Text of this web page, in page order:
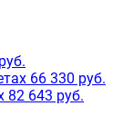
66 330 руб.
82 643 руб.